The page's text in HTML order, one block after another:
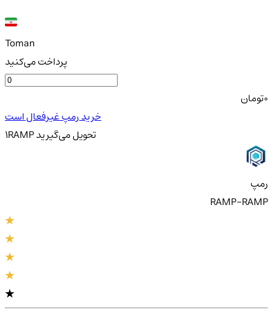
Toman
پرداخت می‌کنید
تومان
خرید رمپ غیرفعال است
1RAMP تحویلمی‌گیرید
رمپ
RAMP-RAMP